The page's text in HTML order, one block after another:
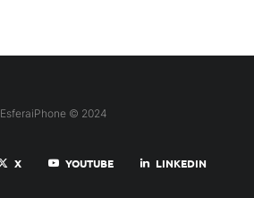
EsferaiPhone © 2024
X YOUTUBE LINKEDIN